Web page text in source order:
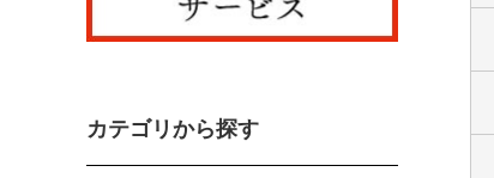
カテゴリから探す